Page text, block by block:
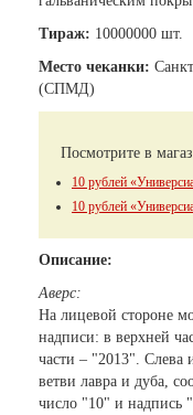
Тираж: 10000000 шт.
Место чеканки:
(СПМД)
Посмотрите в
10 рублей
10 рублей
Описание:
Аверс:
На лицевой стороне
надписи: в верхней
части – "2013". Слева
ветви лавра и дуба,
число "10" и